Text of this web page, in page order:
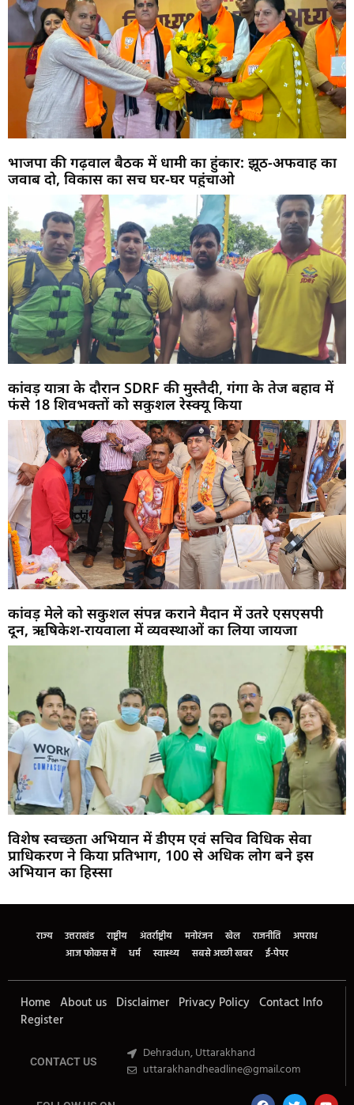
भाजपा की गढ़वाल बैठक में धामी का हुंकार: झूठ-अफवाह का
जवाब दो, विकास का सच घर-घर पहुंचाओ
कांवड़ यात्रा के दौरान SDRF की मुस्तैदी, गंगा के तेज बहाव में
फंसे 18 शिवभक्तों को सकुशल रेस्क्यू किया
कांवड़ मेले को सकुशल संपन्न कराने मैदान में उतरे एसएसपी
दून, ऋषिकेश-रायवाला में व्यवस्थाओं का लिया जायजा
विशेष स्वच्छता अभियान में डीएम एवं सचिव विधिक सेवा
प्राधिकरण ने किया प्रतिभाग, 100 से अधिक लोग बने इस
अभियान का हिस्सा
राज्य उत्तराखंड राष्ट्रीय अंतर्राष्ट्रीय मनोरंजन खेल राजनीति
अपराध
आज फोकस में
धर्म स्वास्थ्य सबसे अच्छी खबर ई-पेपर
Home About us Disclaimer Privacy Policy Contact Info
Register
CONTACT US
Dehradun, Uttarakhand
uttarakhandheadline@gmail.com